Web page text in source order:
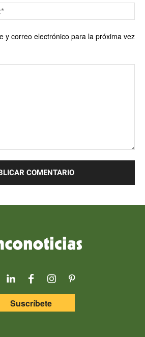
y correo electrónico para la próxima vez
Suscríbete